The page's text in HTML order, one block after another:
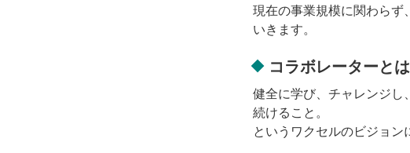
現在の事業規模に関わらず
いきます。
コラボレーターとは
健全に学び、チャレンジし
続けること。
というワクセルのビジョン